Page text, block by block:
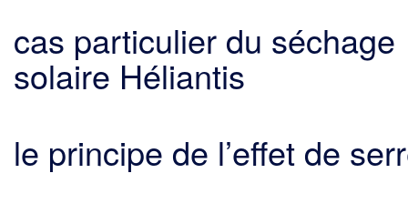
cas particulier du séchage
solaire Héliantis
le principe de l’effet de